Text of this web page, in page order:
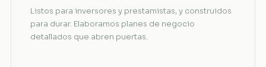
Listos para inversores y prestamistas, y construidos
para durar. Elaboramos planes de negocio
detallados que abren puertas.